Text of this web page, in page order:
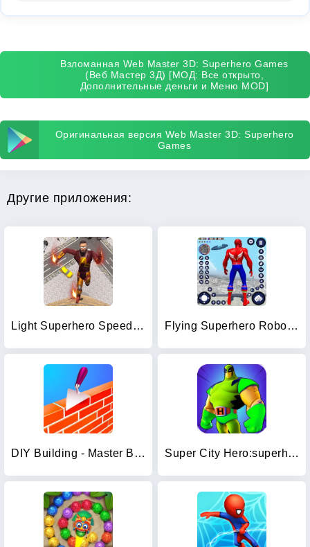
Взломанная Web Master 3D: Superhero Games
(Веб Мастер 3Д) [МОД: Все открыто,
Дополнительные деньги и Меню MOD]
Оригинальная версия Web Master 3D: Superhero
Games
Другие приложения:
Light Superhero Speed Hero Flying Superhero Robot Games
DIY Building - Master Block 3D Super City Hero:superhero Game